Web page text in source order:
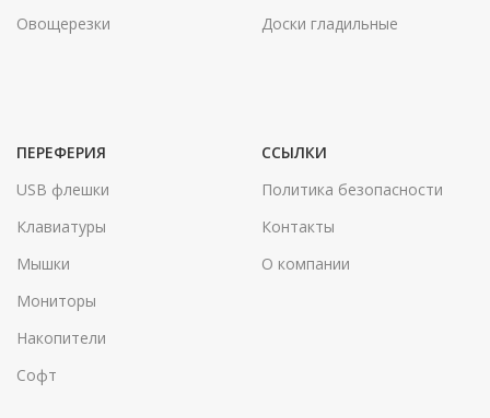
Овощерезки
Доски гладильные
ПЕРЕФЕРИЯ
USB флешки
Клавиатуры
Мышки
Мониторы
Накопители
Софт
ССЫЛКИ
Политика безопасности
Контакты
О компании